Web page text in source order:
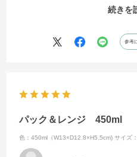
そのまま食卓にも出しています
これからもずっと愛用していきます
続きを
参考
パック＆レンジ 450ml
色：450ml（W13×D12.8×H5.5cm) サイズ